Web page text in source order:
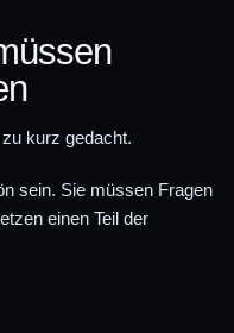
kurz gedacht.
sein. Sie müssen Fragen
einen Teil der